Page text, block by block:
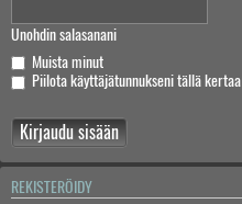
Unohdin salasanani
Muista minut
Piilota käyttäjätunnukseni tällä kertaa
REKISTERÖIDY